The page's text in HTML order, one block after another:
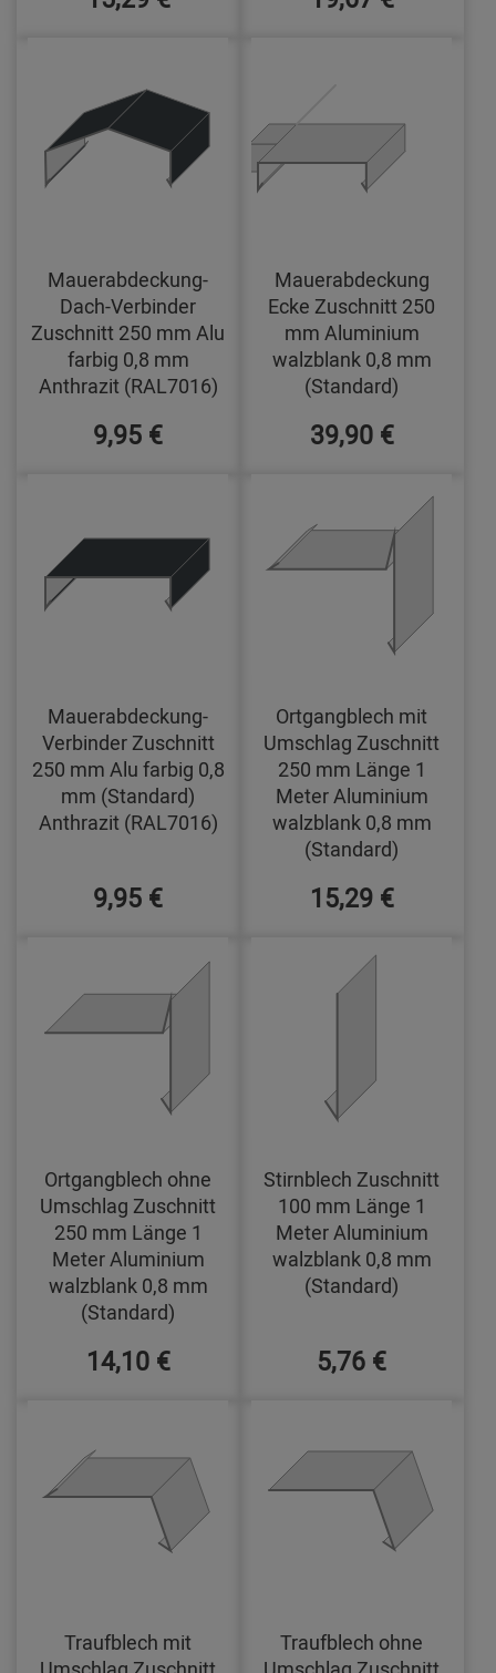
Mauerabdeckung-
Dach-Verbinder
Zuschnitt 250 mm Alu
farbig 0,8 mm
Anthrazit (RAL7016)
9,95 €
Mauerabdeckung
Ecke Zuschnitt 250
mm Aluminium
walzblank 0,8 mm
(Standard)
39,90 €
Mauerabdeckung-
Verbinder Zuschnitt
250 mm Alu farbig 0,8
mm (Standard)
Anthrazit (RAL7016)
9,95 €
Ortgangblech mit
Umschlag Zuschnitt
250 mm Länge 1
Meter Aluminium
walzblank 0,8 mm
(Standard)
15,29 €
Ortgangblech ohne
Umschlag Zuschnitt
250 mm Länge 1
Meter Aluminium
walzblank 0,8 mm
(Standard)
14,10 €
Stirnblech Zuschnitt
100 mm Länge 1
Meter Aluminium
walzblank 0,8 mm
(Standard)
5,76 €
Traufblech mit
Traufblech ohne